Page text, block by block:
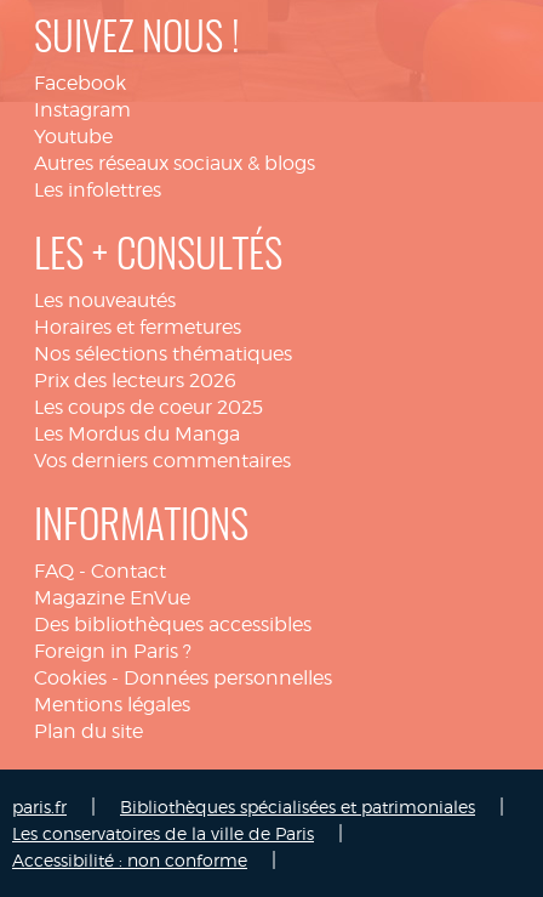
SUIVEZ NOUS !
Facebook
Instagram
Youtube
Autres réseaux sociaux & blogs
Les infolettres
LES + CONSULTÉS
Les nouveautés
Horaires et fermetures
Nos sélections thématiques
Prix des lecteurs 2026
Les coups de coeur 2025
Les Mordus du Manga
Vos derniers commentaires
INFORMATIONS
FAQ - Contact
Magazine EnVue
Des bibliothèques accessibles
Foreign in Paris ?
Cookies - Données personnelles
Mentions légales
Plan du site
paris.fr Bibliothèques spécialisées et patrimoniales
Les conservatoires de la ville de Paris
Accessibilité : non conforme